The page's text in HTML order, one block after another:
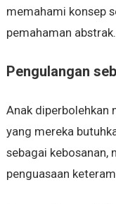
memahami konsep
pemahaman abstrak.
Pengulangan
Anak diperbolehkan
yang mereka
sebagai kebosanan,
penguasaan